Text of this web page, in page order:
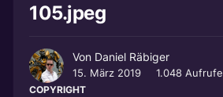
105.jpeg
Von Daniel Räbiger
15. März 2019 1.048 Aufrufe
COPYRIGHT